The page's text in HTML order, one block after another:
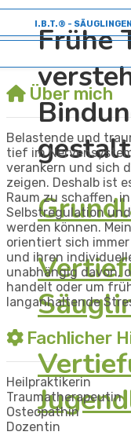
Frühe
I.B.T.® -
Über mich
Belastende und
tief im
verankern und sich
zeigen. Deshalb ist
Raum zu schaffen,
Selbstregulation
werden können.
orientiert sich
und ihren
unabhängig davon,
handelt oder um
langanhaltende
Fachlicher
Heilpraktikerin
Traumatherapeutin
Osteopathin
Dozentin